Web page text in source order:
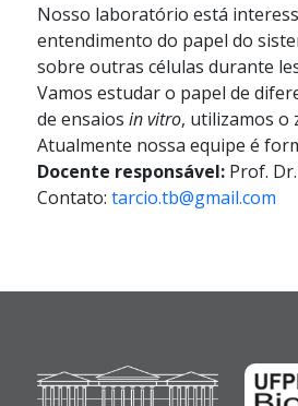
Nosso laboratório está
entendimento do papel do
sobre outras células durante
Vamos estudar o papel de
de ensaios in vitro, utilizamos o
Atualmente nossa equipe é
Docente responsável: Prof.
Contato: tarcio.tb@gmail.com